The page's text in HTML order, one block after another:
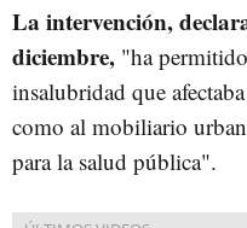
La intervención,
diciembre, "ha
insalubridad que
como al mobiliario
para la salud pública".